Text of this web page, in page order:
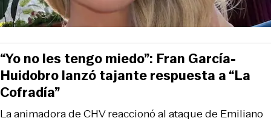
La animadora de CHV reaccionó al ataque de Emiliano
“Yo no les tengo miedo”: Fran García-
Huidobro lanzó tajante respuesta a “La
Cofradía”